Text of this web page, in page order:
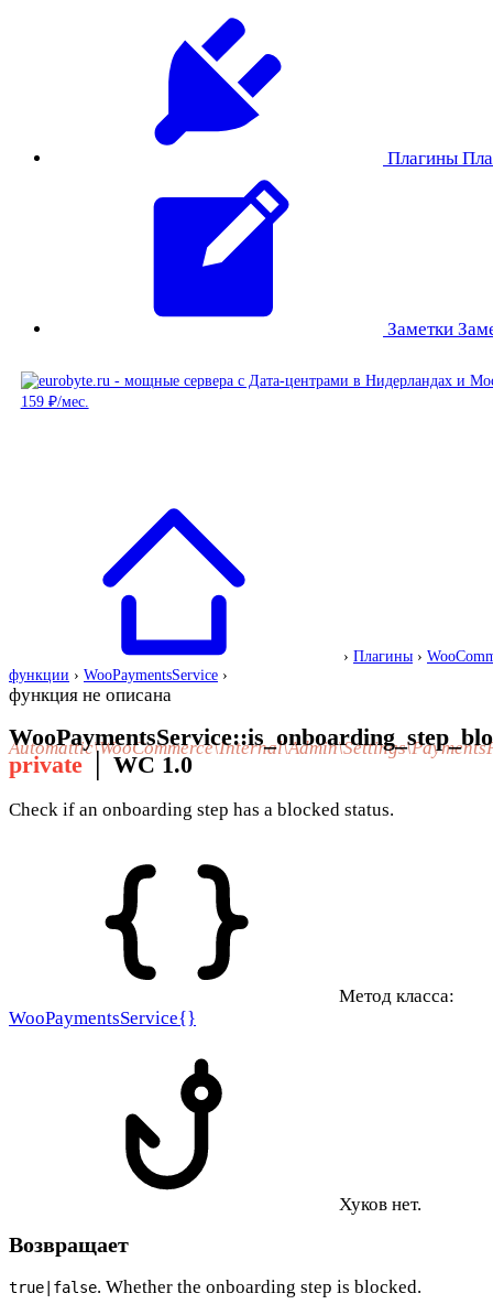
Плагины
Заметки
› Плагины ›
функции › WooPaymentsService ›
функция не описана
private
WC 1.0
Check if an onboarding step has a blocked status.
Метод класса:
WooPaymentsService{}
Хуков нет.
Возвращает
true|false. Whether the onboarding step is blocked.